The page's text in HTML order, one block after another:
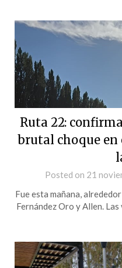
Ruta 22:
brutal choque en
Posted on 21
Fue esta mañana,
Fernández Oro y Allen.